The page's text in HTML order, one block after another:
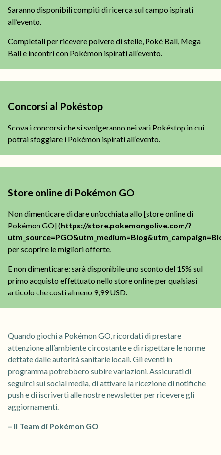
Saranno disponibili compiti di ricerca sul campo ispirati
all’evento.
Completali per ricevere polvere di stelle, Poké Ball, Mega
Ball e incontri con Pokémon ispirati all’evento.
Concorsi al Pokéstop
Scova i concorsi che si svolgeranno nei vari Pokéstop in cui
potrai sfoggiare i Pokémon ispirati all’evento.
Store online di Pokémon GO
Non dimenticare di dare un’occhiata allo [store online di
Pokémon GO] (https://store.pokemongolive.com/?
per scoprire le migliori offerte.
E non dimenticare: sarà disponibile uno sconto del 15% sul
primo acquisto effettuato nello store online per qualsiasi
articolo che costi almeno 9,99 USD.
Quando giochi a Pokémon GO, ricordati di prestare
attenzione all’ambiente circostante e di rispettare le norme
dettate dalle autorità sanitarie locali. Gli eventi in
programma potrebbero subire variazioni. Assicurati di
seguirci sui social media, di attivare la ricezione di notifiche
push e di iscriverti alle nostre newsletter per ricevere gli
aggiornamenti.
– Il Team di Pokémon GO